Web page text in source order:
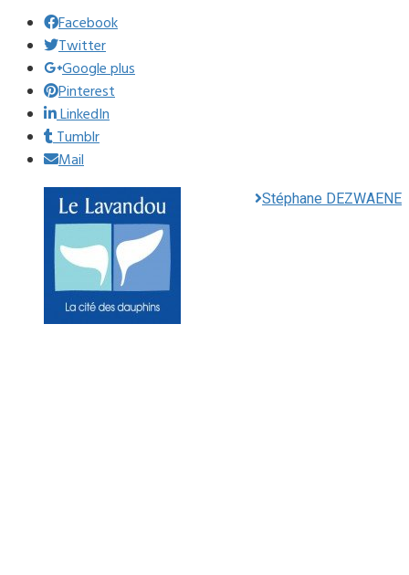
Facebook
Twitter
Google plus
Pinterest
LinkedIn
Tumblr
Mail
Stéphane DEZWAENE